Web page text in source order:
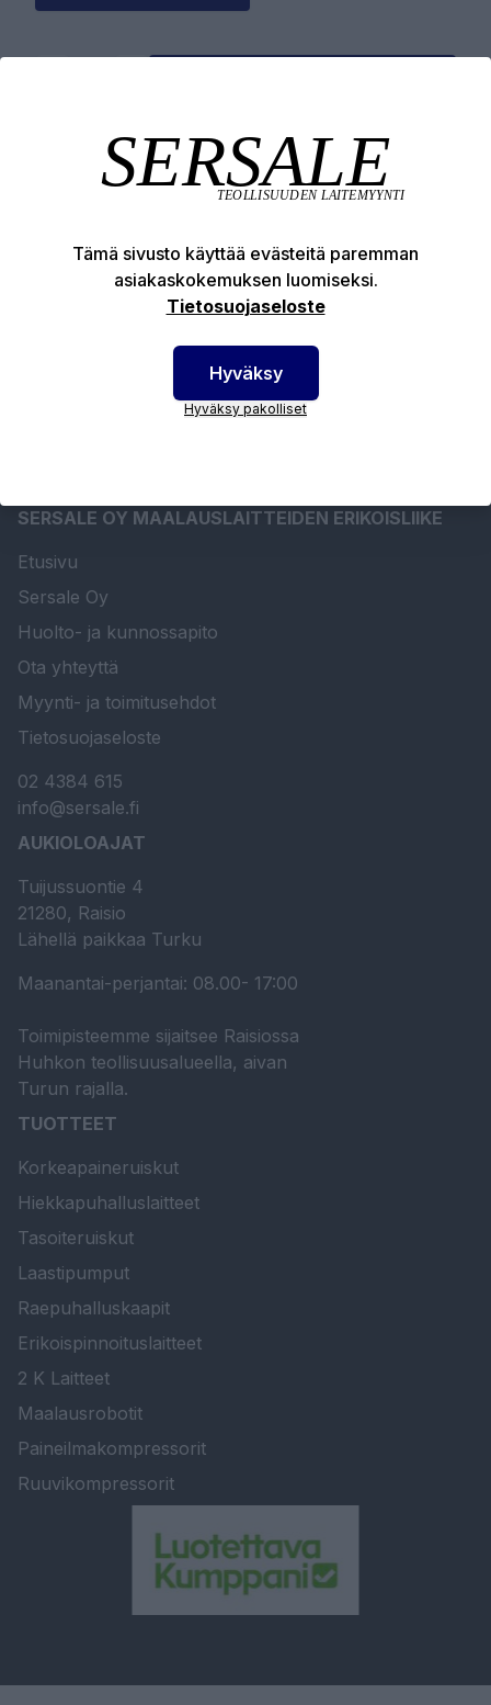
Tuotekuvaus
Tekniset edut
Ladattavat tiedostot
SERSALE OY MAALAUSLAITTEIDEN ERIKOISLIIKE
Etusivu
Sersale Oy
Huolto- ja kunnossapito
Ota yhteyttä
Myynti- ja toimitusehdot
Tietosuojaseloste
02 4384 615
info@sersale.fi
AUKIOLOAJAT
Tuijussuontie 4
21280, Raisio
Lähellä paikkaa Turku
Maanantai-perjantai: 08.00- 17:00
Toimipisteemme sijaitsee Raisiossa
Huhkon teollisuusalueella, aivan
Turun rajalla.
TUOTTEET
Korkeapaineruiskut
Hiekkapuhalluslaitteet
Tasoiteruiskut
Laastipumput
Raepuhalluskaapit
Erikoispinnoituslaitteet
2 K Laitteet
Maalausrobotit
Paineilmakompressorit
Ruuvikompressorit
Tämä sivusto käyttää evästeitä paremman
asiakaskokemuksen luomiseksi.
Tietosuojaseloste
Hyväksy
Hyväksy pakolliset